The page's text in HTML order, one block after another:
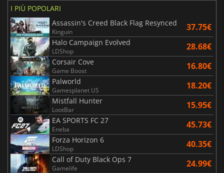
I PIÙ POPOLARI
Assassin's Creed Black Flag Resynced
Kinguin 37.75€
Halo Campaign Evolved
LDShop 28.68€
Corsair Cove
Game Boost 16.80€
Palworld
Gamesplanet US 18.20€
Mistfall Hunter
LootBar 15.95€
EA SPORTS FC 27
Eneba 45.73€
Forza Horizon 6
LDShop 40.35€
Call of Duty Black Ops 7
Gamelife 24.99€